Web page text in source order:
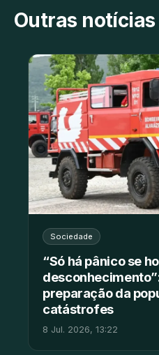
Outras notícias
Sociedade
“Só há pânico se
preparação da
catástrofes
8 Jul. 2026, 13:22